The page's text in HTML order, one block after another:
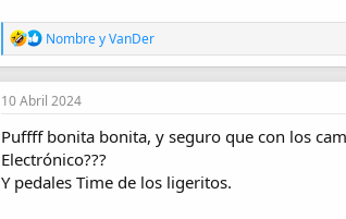
R
e
a
c
o
n
e
s
NombreyVanDer
10 Abril 2024
Puffff bonita bonita, y seguro que con los
Electrónico???
Y pedales Time de los ligeritos.